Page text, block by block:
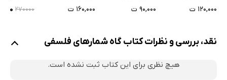
۱۲۰,۰۰۰ ت
۹۰,۰۰۰ ت
۱۶۰,۰۰۰ ت
۲۷۰۰۰۰
نقد، بررسی و نظرات کتاب گاه شمارهای فلسفی
هیچ نظری برای این کتاب ثبت نشده است.